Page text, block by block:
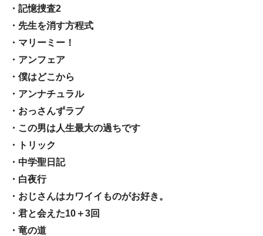
・記憶捜査2
・先生を消す方程式
・マリーミー！
・アンフェア
・僕はどこから
・アンナチュラル
・おっさんずラブ
・この男は人生最大の過ちです
・トリック
・中学聖日記
・白夜行
・おじさんはカワイイものがお好き。
・君と会えた10＋3回
・竜の道